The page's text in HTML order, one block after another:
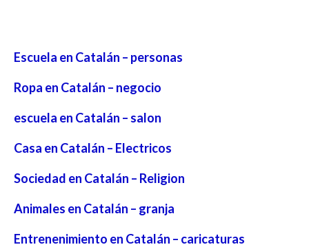
Escuela en Catalán – personas
Ropa en Catalán – negocio
escuela en Catalán – salon
Casa en Catalán – Electricos
Sociedad en Catalán – Religion
Animales en Catalán – granja
Entrenenimiento en Catalán – caricaturas